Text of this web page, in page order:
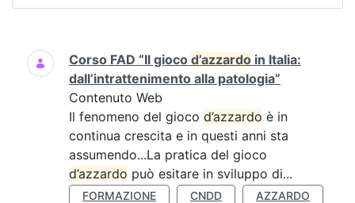
Ricerca
Corso FAD “Il gioco d’azzardo in Italia:
dall’intrattenimento alla patologia”
Contenuto Web
Il fenomeno del gioco d’azzardo è in
continua crescita e in questi anni sta
assumendo...La pratica del gioco
d’azzardo può esitare in sviluppo di...
FORMAZIONE CNDD
AZZARDO